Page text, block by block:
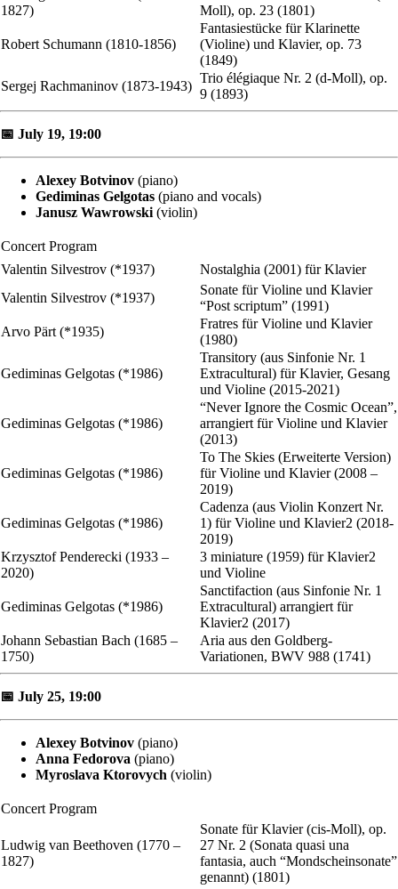
1827)
Moll), op. 23 (1801)
Robert Schumann (1810-1856)
Fantasiestücke für Klarinette
(Violine) und Klavier, op. 73
(1849)
Sergej Rachmaninov (1873-1943)
Trio élégiaque Nr. 2 (d-Moll), op.
9 (1893)
📅 July 19, 19:00
Alexey Botvinov (piano)
Gediminas Gelgotas (piano and vocals)
Janusz Wawrowski (violin)
Concert Program
Valentin Silvestrov (*1937)
Nostalghia (2001) für Klavier
Valentin Silvestrov (*1937)
Sonate für Violine und Klavier
“Post scriptum” (1991)
Arvo Pärt (*1935)
Fratres für Violine und Klavier
(1980)
Gediminas Gelgotas (*1986)
Transitory (aus Sinfonie Nr. 1
Extracultural) für Klavier, Gesang
und Violine (2015-2021)
Gediminas Gelgotas (*1986)
“Never Ignore the Cosmic Ocean”,
arrangiert für Violine und Klavier
(2013)
Gediminas Gelgotas (*1986)
To The Skies (Erweiterte Version)
für Violine und Klavier (2008 –
2019)
Gediminas Gelgotas (*1986)
Cadenza (aus Violin Konzert Nr.
1) für Violine und Klavier2 (2018-
2019)
Krzysztof Penderecki (1933 –
2020)
3 miniature (1959) für Klavier2
und Violine
Gediminas Gelgotas (*1986)
Sanctifaction (aus Sinfonie Nr. 1
Extracultural) arrangiert für
Klavier2 (2017)
Johann Sebastian Bach (1685 –
1750)
Aria aus den Goldberg-
Variationen, BWV 988 (1741)
📅 July 25, 19:00
Alexey Botvinov (piano)
Anna Fedorova (piano)
Myroslava Ktorovych (violin)
Concert Program
Ludwig van Beethoven (1770 –
1827)
Sonate für Klavier (cis-Moll), op.
27 Nr. 2 (Sonata quasi una
fantasia, auch “Mondscheinsonate”
genannt) (1801)